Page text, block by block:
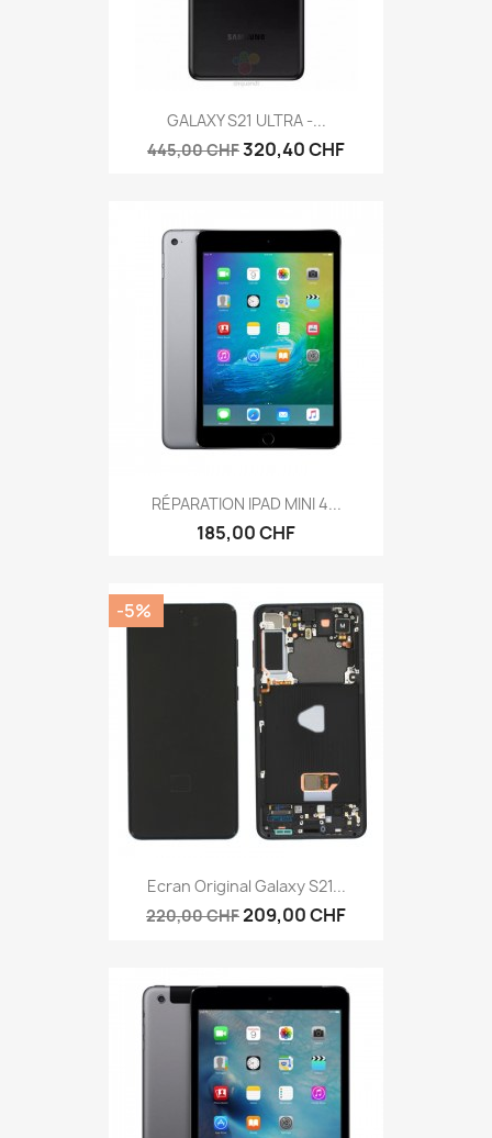
GALAXY S21 ULTRA -...
445,00 CHF320,40 CHF
RÉPARATION IPAD MINI 4...
185,00 CHF
Ecran Original Galaxy S21...
220,00 CHF209,00 CHF
-5%